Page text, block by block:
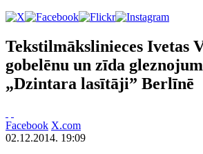
Tekstilmākslinieces Ivetas
gobelēnu un zīda
„Dzintara lasītāji” Berlīnē
Facebook X.com
02.12.2014. 19:09